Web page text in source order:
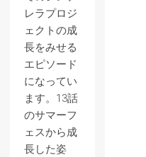
レラプロジ
ェクトの成
長をみせる
エピソード
になってい
ます。13話
のサマーフ
ェスから成
長した姿